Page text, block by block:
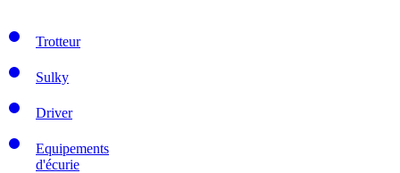
Trotteur
Sulky
Driver
Equipements
d'écurie